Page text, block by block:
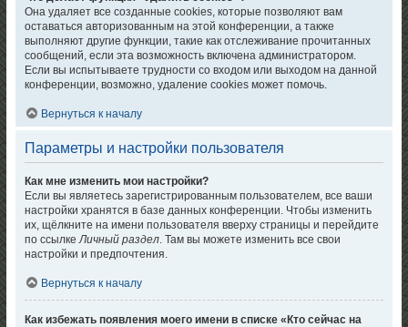
Она удаляет все созданные cookies, которые позволяют вам
оставаться авторизованным на этой конференции, а также
выполняют другие функции, такие как отслеживание прочитанных
сообщений, если эта возможность включена администратором.
Если вы испытываете трудности со входом или выходом на данной
конференции, возможно, удаление cookies может помочь.
Вернуться к началу
Параметры и настройки пользователя
Как мне изменить мои настройки?
Если вы являетесь зарегистрированным пользователем, все ваши
настройки хранятся в базе данных конференции. Чтобы изменить
их, щёлкните на имени пользователя вверху страницы и перейдите
по ссылкеЛичный раздел. Там вы можете изменить все свои
настройки и предпочтения.
Вернуться к началу
Как избежать появления моего имени в списке «Кто сейчас на